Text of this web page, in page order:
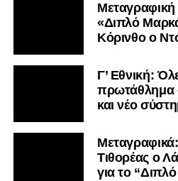
Μεταγραφική
«Διπλό
Κόρινθο ο
Γ’ Εθνική:
πρωτάθλημα
και νέο
Τιθορέας ο
για το